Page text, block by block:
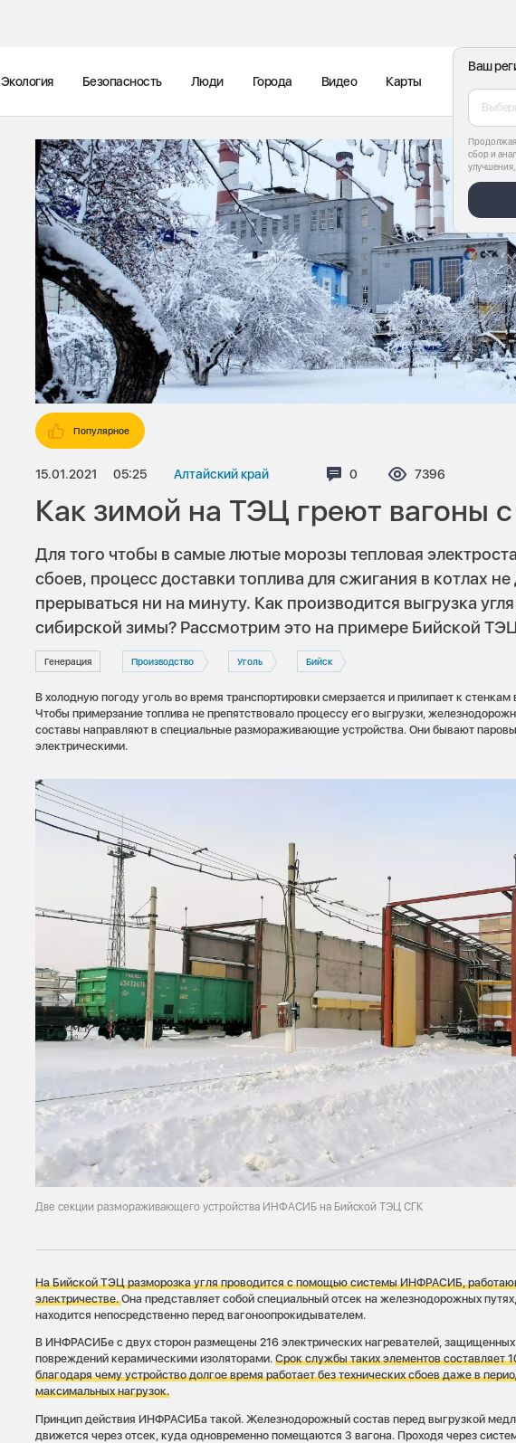
Ваш
Продолжая
сбор и
Экология Безопасность Люди Города Видео Карты
Популярное
15.01.2021 05:25 Алтайский край Комментариев:
0 Просмотров:
7396
Как зимой на ТЭЦ греют вагоны
Для того чтобы в самые лютые морозы тепловая
сбоев, процесс доставки топлива для сжигания в котлах
прерываться ни на минуту. Как производится выгрузка
сибирской зимы? Рассмотрим это на примере Бийской
Генерация Производство Уголь Бийск
В холодную погоду уголь во время транспортировки смерзается и прилипает к стенкам
Чтобы примерзание топлива не препятствовало процессу его выгрузки,
составы направляют в специальные размораживающие устройства. Они бывают
электрическими.
Две секции размораживающего устройства ИНФАСИБ на Бийской ТЭЦ СГК
На Бийской ТЭЦ разморозка угля проводится с помощью системы ИНФРАСИБ,
электричестве.Она представляет собой специальный отсек на железнодорожных
находится непосредственно перед вагоноопрокидывателем.
В ИНФРАСИБе с двух сторон размещены 216 электрических нагревателей, защищенных
повреждений керамическими изоляторами.Срок службы таких элементов составляет
благодаря чему устройство долгое время работает без технических сбоев даже в
максимальных нагрузок.
Принцип действия ИНФРАСИБа такой. Железнодорожный состав перед выгрузкой
движется через отсек, куда одновременно помещаются 3 вагона. Проходя через